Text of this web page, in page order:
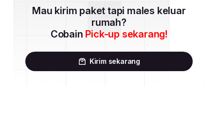
Mau kirim paket tapi males keluar
rumah?
Cobain Pick-up sekarang!
Kirim sekarang